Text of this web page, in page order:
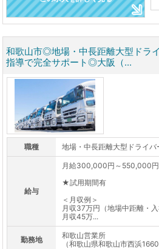
和歌山市◎地場・中長距離大型ドラ
指導で完全サポート◎大阪（...
職種 地場・中長距離大型ドライバ
給与
月給300,000円～550,000円
★試用期間有
＜月収例＞
月収37万円（地場中距離・入
月収45万...
勤務地
和歌山営業所
（和歌山県和歌山市西浜